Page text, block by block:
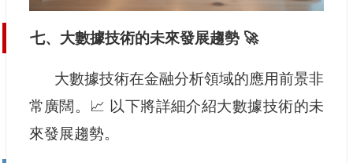
七、大數據技術的未來發展趨勢 🚀
大數據技術在金融分析領域的應用前景非
常廣闊。📈 以下將詳細介紹大數據技術的未
來發展趨勢。